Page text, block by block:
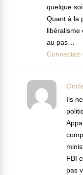
quelque
Quant à la
libéralisme
au pas…
Ils
FBI
pas